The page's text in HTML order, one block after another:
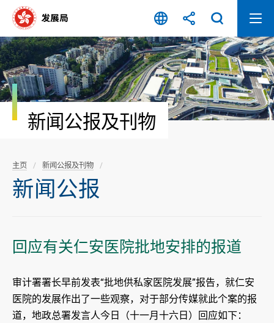
容
开
始
新闻公报及刊物
主页 新闻公报及刊物
新闻公报
回应有关仁安医院批地安排的报道
审计署署长早前发表“批地供私家医院发展”报告，就仁安
医院的发展作出了一些观察，对于部分传媒就此个案的报
道，地政总署发言人今日（十一月十六日）回应如下：